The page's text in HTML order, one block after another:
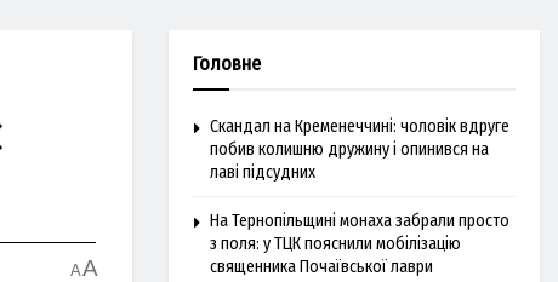
AA
Головне
Скандал на Кременеччині: чоловік вдруге
побив колишню дружину і опинився на
лаві підсудних
На Тернопільщині монаха забрали просто
з поля: у ТЦК пояснили мобілізацію
священника Почаївської лаври